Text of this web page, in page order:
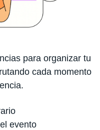
para organizar tu
cada momento
evento